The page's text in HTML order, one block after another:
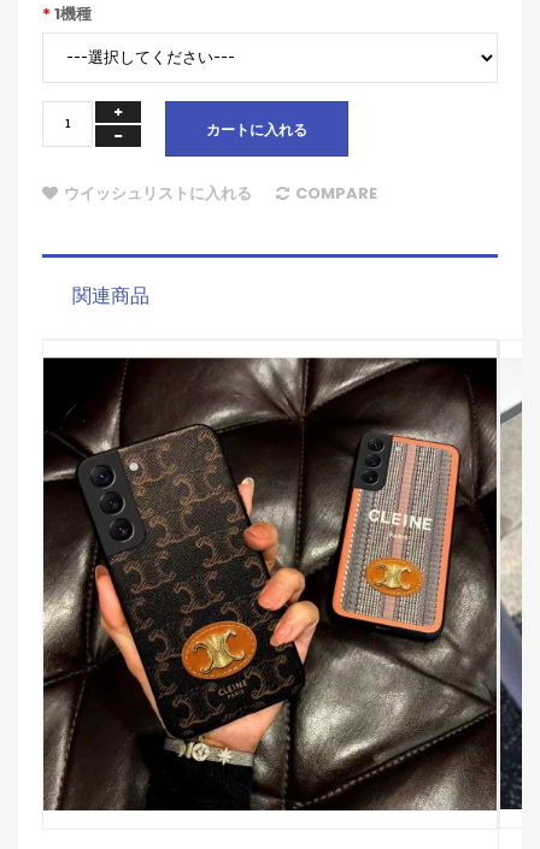
1機種
カートに入れる
ウイッシュリストに入れる COMPARE
関連商品